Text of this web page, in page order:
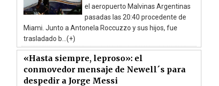
el aeropuerto Malvinas Argentinas
pasadas las 20:40 procedente de
Miami. Junto a Antonela Roccuzzo y sus hijos, fue
trasladado b...(+)
«Hasta siempre, leproso»: el
conmovedor mensaje de Newell´s para
despedir a Jorge Messi